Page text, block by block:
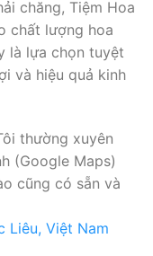
chăng, Tiệm Hoa
chất lượng hoa
là lựa chọn tuyệt
và hiệu quả kinh
thường xuyên
(Google Maps)
cũng có sẵn và
Liêu, Việt Nam